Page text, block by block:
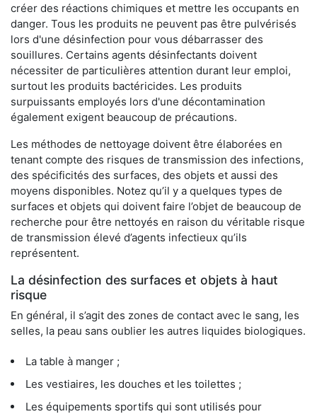
créer des réactions chimiques et mettre les occupants en
danger. Tous les produits ne peuvent pas être pulvérisés
lors d'une désinfection pour vous débarrasser des
souillures. Certains agents désinfectants doivent
nécessiter de particulières attention durant leur emploi,
surtout les produits bactéricides. Les produits
surpuissants employés lors d'une décontamination
également exigent beaucoup de précautions.
Les méthodes de nettoyage doivent être élaborées en
tenant compte des risques de transmission des infections,
des spécificités des surfaces, des objets et aussi des
moyens disponibles. Notez qu’il y a quelques types de
surfaces et objets qui doivent faire l’objet de beaucoup de
recherche pour être nettoyés en raison du véritable risque
de transmission élevé d’agents infectieux qu’ils
représentent.
La désinfection des surfaces et objets à haut
risque
En général, il s’agit des zones de contact avec le sang, les
selles, la peau sans oublier les autres liquides biologiques.
La table à manger ;
Les vestiaires, les douches et les toilettes ;
Les équipements sportifs qui sont utilisés pour